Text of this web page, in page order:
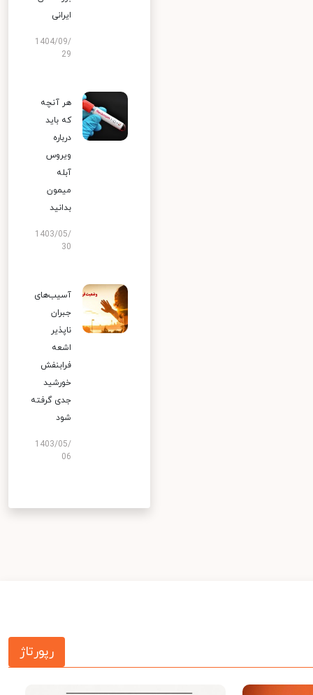
ایرانی
1404/09/
29
هر آنچه
که باید
درباره
ویروس
آبله
میمون
بدانید
1403/05/
30
آسیب‌های
جبران
ناپذیر
اشعه
فرابنفش
خورشید
جدی گرفته
شود
1403/05/
06
رپورتاژ